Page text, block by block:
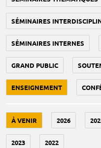
SÉMINAIRES
SÉMINAIRES INTERNES
GRAND PUBLIC
ENSEIGNEMENT
À VENIR 2026
2023 2022